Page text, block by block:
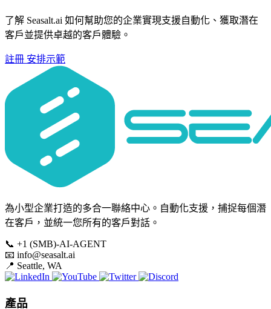
了解 Seasalt.ai 如何幫助您的企業實現支援自動化、獲取潛在
客戶並提供卓越的客戶體驗。
註冊 安排示範
為小型企業打造的多合一聯絡中心。自動化支援，捕捉每個潛
在客戶，並統一您所有的客戶對話。
📞 +1 (SMB)-AI-AGENT
📧 info@seasalt.ai
📍 Seattle, WA
產品